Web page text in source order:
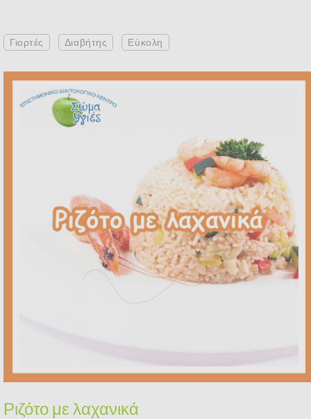
Γιορτές Διαβήτης Εύκολη
Ριζότο με λαχανικά